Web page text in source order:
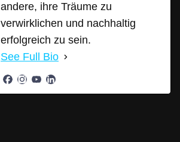
andere, ihre Träume zu
verwirklichen und nachhaltig
erfolgreich zu sein.
See Full Bio